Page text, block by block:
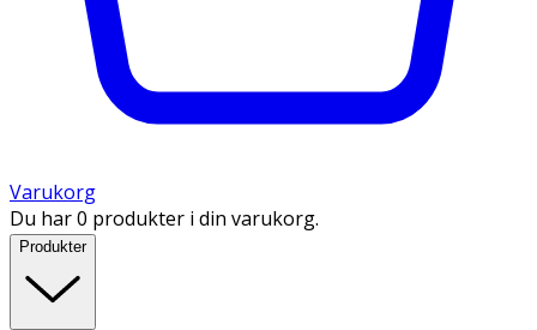
Varukorg
Du har 0 produkter i din varukorg.
Produkter